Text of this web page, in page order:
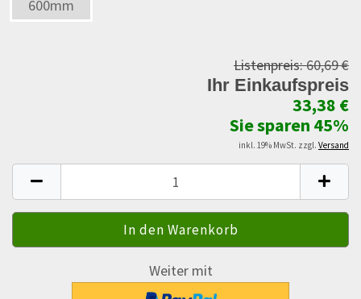
600mm
Listenpreis:60,69 €
Ihr Einkaufspreis
33,38 €
Sie sparen 45%
inkl. 19% MwSt. zzgl. Versand
Weiter mit